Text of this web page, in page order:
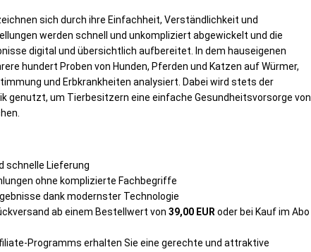
sich durch ihre Einfachheit, Verständlichkeit und
werden schnell und unkompliziert abgewickelt und die
digital und übersichtlich aufbereitet. In dem hauseigenen
hundert Proben von Hunden, Pferden und Katzen auf Würmer,
und Erbkrankheiten analysiert. Dabei wird stets der
genutzt, um Tierbesitzern eine einfache Gesundheitsvorsorge von
schnelle Lieferung
ohne komplizierte Fachbegriffe
dank modernster Technologie
ab einem Bestellwert von 39,00 EUR oder bei Kauf im Abo
Programms erhalten Sie eine gerechte und attraktive